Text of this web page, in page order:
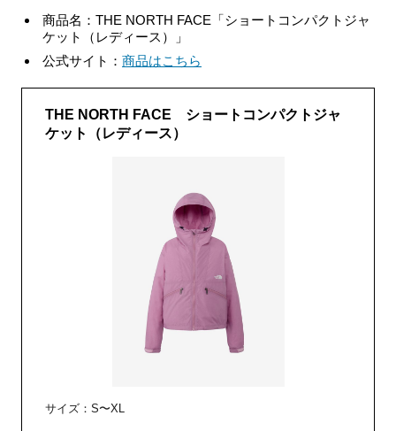
商品名：THE NORTH FACE「ショートコンパクトジャ
ケット（レディース）」
公式サイト： 商品はこちら
THE NORTH FACE ショートコンパクトジャ
ケット（レディース）
サイズ：S〜XL